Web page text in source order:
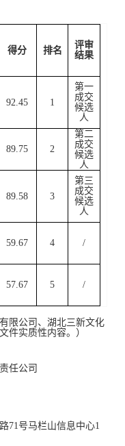
得分 排名
评审
结果
92.45 1
第一
成交
候选
人
89.75 2
第二
成交
候选
人
89.58 3
第三
成交
候选
人
59.67 4 /
57.67 5 /
限公司、湖北三新文化
件实质性内容。）
任公司
71号马栏山信息中心1